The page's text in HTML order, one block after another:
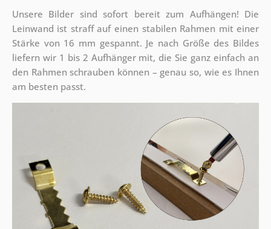
Unsere Bilder sind sofort bereit zum Aufhängen! Die
Leinwand ist straff auf einen stabilen Rahmen mit einer
Stärke von 16 mm gespannt. Je nach Größe des Bildes
liefern wir 1 bis 2 Aufhänger mit, die Sie ganz einfach an
den Rahmen schrauben können – genau so, wie es Ihnen
am besten passt.